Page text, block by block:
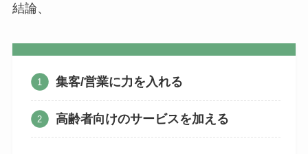
結論、
集客/営業に力を入れる
高齢者向けのサービスを加える